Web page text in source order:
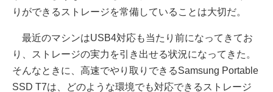
りができるストレージを常備していることは大切だ。
最近のマシンはUSB4対応も当たり前になってきてお
り、ストレージの実力を引き出せる状況になってきた。
そんなときに、高速でやり取りできるSamsung Portable
SSD T7は、どのような環境でも対応できるストレージ